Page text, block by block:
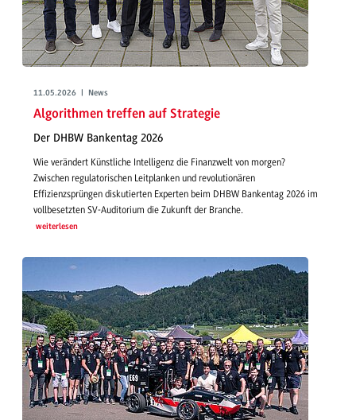
11.05.2026 | News
Algorithmen treffen auf Strategie
Der DHBW Bankentag 2026
Wie verändert Künstliche Intelligenz die Finanzwelt von morgen?
Zwischen regulatorischen Leitplanken und revolutionären
Effizienzsprüngen diskutierten Experten beim DHBW Bankentag 2026 im
vollbesetzten SV-Auditorium die Zukunft der Branche.
weiterlesen